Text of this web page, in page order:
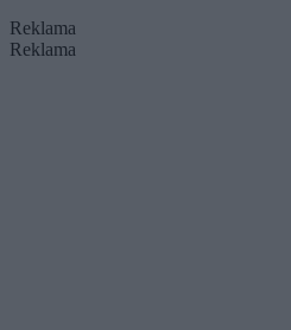
Reklama
Reklama